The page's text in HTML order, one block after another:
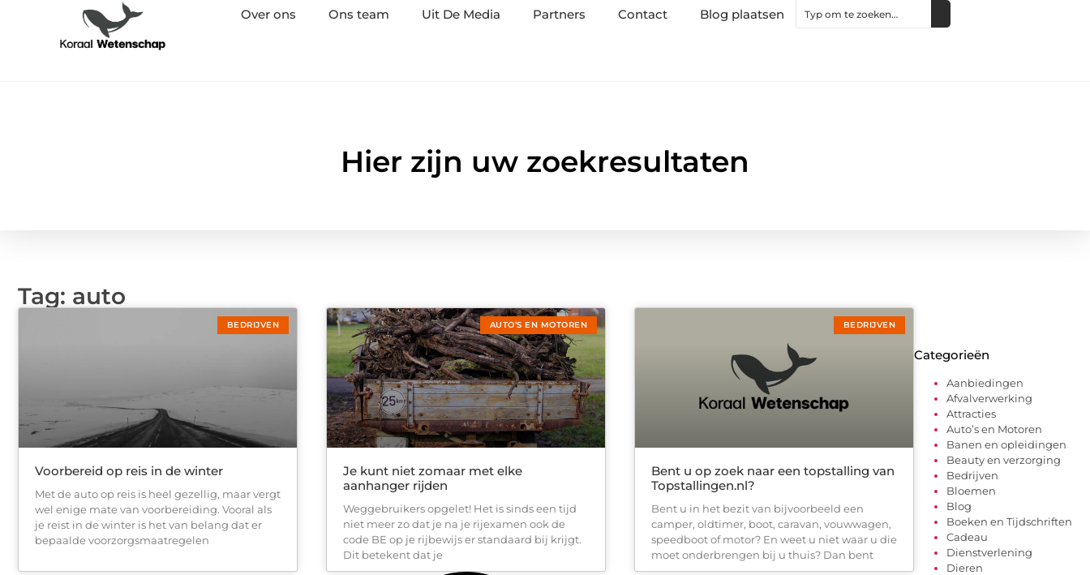
Over ons Ons team Uit De Media Partners Contact Blog plaatsen
Hier zijn uw zoekresultaten
Tag: auto
BEDRIJVEN
Voorbereid op reis in de winter
Met de auto op reis is heel gezellig, maar vergt
wel enige mate van voorbereiding. Vooral als
je reist in de winter is het van belang dat er
bepaalde voorzorgsmaatregelen
AUTO’S EN MOTOREN
Je kunt niet zomaar met elke
aanhanger rijden
Weggebruikers opgelet! Het is sinds een tijd
niet meer zo dat je na je rijexamen ook de
code BE op je rijbewijs er standaard bij krijgt.
Dit betekent dat je
BEDRIJVEN
Bent u op zoek naar een topstalling van
Topstallingen.nl?
Bent u in het bezit van bijvoorbeeld een
camper, oldtimer, boot, caravan, vouwwagen,
speedboot of motor? En weet u niet waar u die
moet onderbrengen bij u thuis? Dan bent
Categorieën
Aanbiedingen
Afvalverwerking
Attracties
Auto’s en Motoren
Banen en opleidingen
Beauty en verzorging
Bedrijven
Bloemen
Blog
Boeken en Tijdschriften
Cadeau
Dienstverlening
Dieren